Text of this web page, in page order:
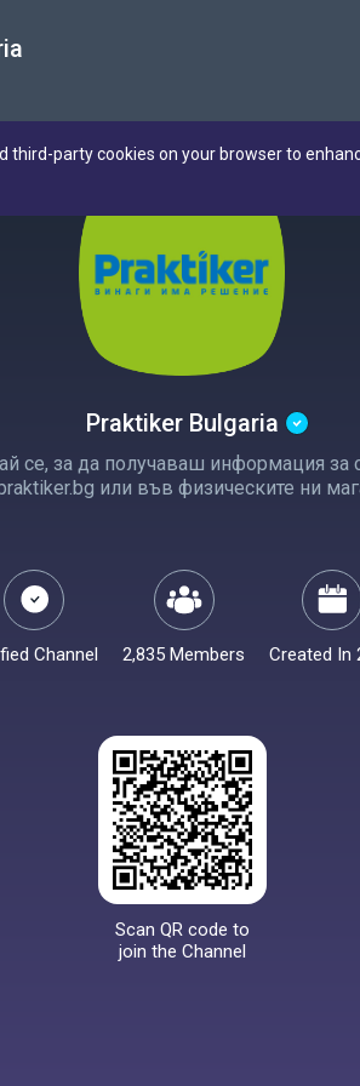
party cookies on your browser to
Praktiker Bulgaria
за да получаваш информация за
или във физическите ни
Channel 2,835 Members Created In
Scan QR code to
join the Channel